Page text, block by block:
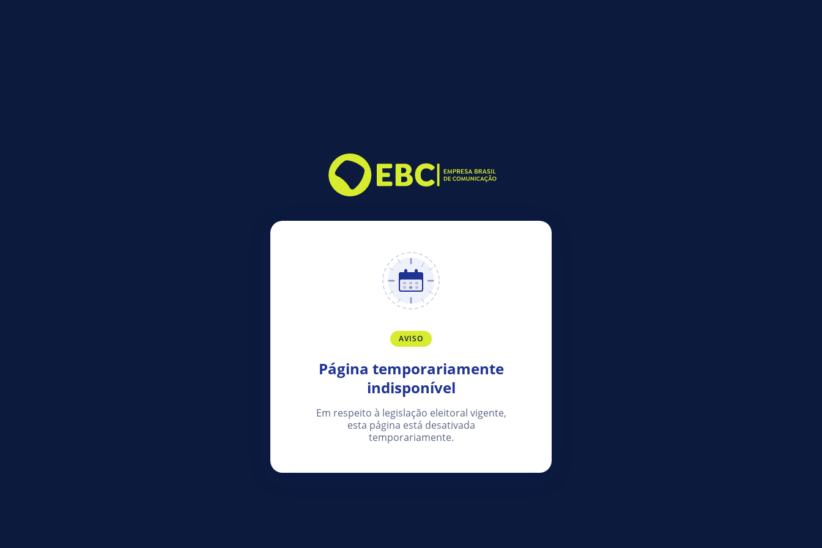
AVISO
Página temporariamente
indisponível
Em respeito à legislação eleitoral vigente,
esta página está desativada
temporariamente.